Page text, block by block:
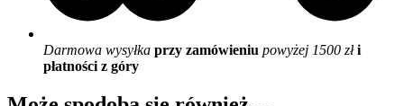
Darmowa wysyłka przy zamówieniu powyżej 1500 złi
płatności z góry